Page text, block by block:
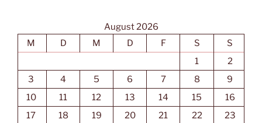
August 2026
M
D M D F S
S
1
2
3
4 5 6 7 8
9
10
11 12 13 14 15
16
17
18 19 20 21 22
23